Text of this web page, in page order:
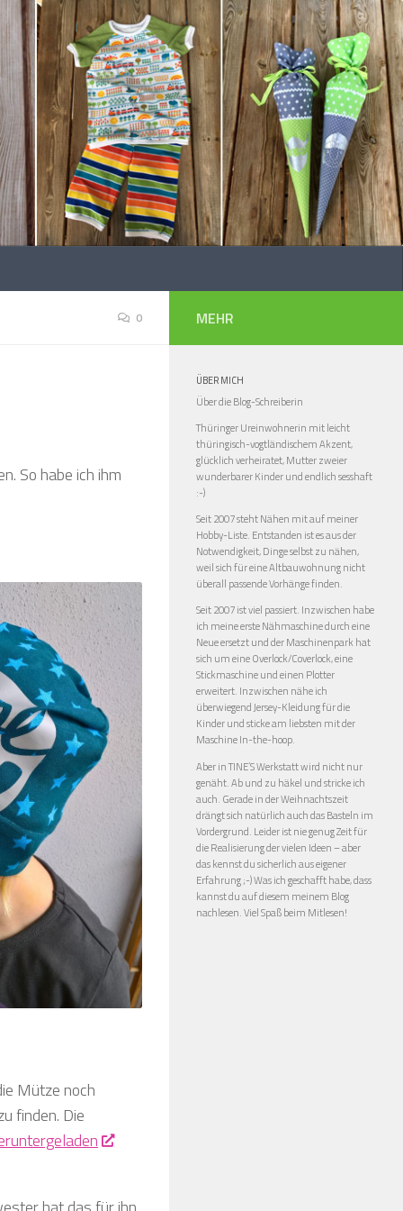
0
So habe ich ihm
Mütze noch
finden. Die
MEHR
ÜBER MICH
Über die Blog-Schreiberin
Thüringer Ureinwohnerin mit leicht
thüringisch-vogtländischem Akzent,
glücklich verheiratet, Mutter zweier
wunderbarer Kinder und endlich sesshaft
:-)
Seit 2007 steht Nähen mit auf meiner
Hobby-Liste. Entstanden ist es aus der
Notwendigkeit, Dinge selbst zu nähen,
weil sich für eine Altbauwohnung nicht
überall passende Vorhänge finden.
Seit 2007 ist viel passiert. Inzwischen habe
ich meine erste Nähmaschine durch eine
Neue ersetzt und der Maschinenpark hat
sich um eine Overlock/Coverlock, eine
Stickmaschine und einen Plotter
erweitert. Inzwischen nähe ich
überwiegend Jersey-Kleidung für die
Kinder und sticke am liebsten mit der
Maschine In-the-hoop.
Aber in TINE’S Werkstatt wird nicht nur
genäht. Ab und zu häkel und stricke ich
auch. Gerade in der Weihnachtszeit
drängt sich natürlich auch das Basteln im
Vordergrund. Leider ist nie genug Zeit für
die Realisierung der vielen Ideen – aber
das kennst du sicherlich aus eigener
Erfahrung ;-) Was ich geschafft habe, dass
kannst du auf diesem meinem Blog
nachlesen. Viel Spaß beim Mitlesen!